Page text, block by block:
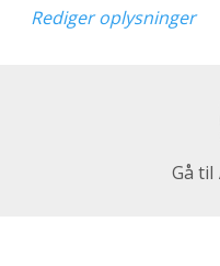
Rediger oplysninger
Gå til